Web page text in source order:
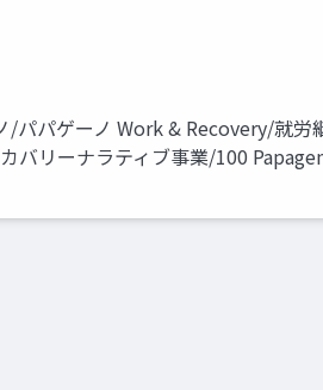
/パパゲーノ Work & Recovery/就
バリーナラティブ事業/100